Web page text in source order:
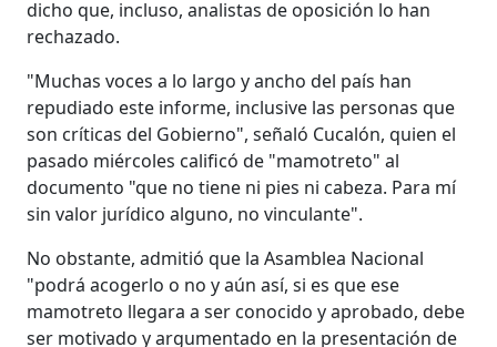
dicho que, incluso, analistas de oposición lo han
rechazado.
"Muchas voces a lo largo y ancho del país han
repudiado este informe, inclusive las personas que
son críticas del Gobierno", señaló Cucalón, quien el
pasado miércoles calificó de "mamotreto" al
documento "que no tiene ni pies ni cabeza. Para mí
sin valor jurídico alguno, no vinculante".
No obstante, admitió que la Asamblea Nacional
"podrá acogerlo o no y aún así, si es que ese
mamotreto llegara a ser conocido y aprobado, debe
ser motivado y argumentado en la presentación de